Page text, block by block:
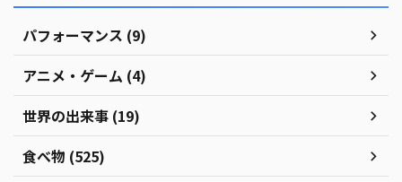
パフォーマンス (9)
アニメ・ゲーム (4)
世界の出来事 (19)
食べ物 (525)